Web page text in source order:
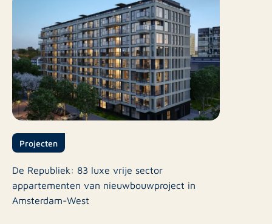
Projecten
De Republiek: 83 luxe vrije sector
appartementen van nieuwbouwproject in
Amsterdam-West